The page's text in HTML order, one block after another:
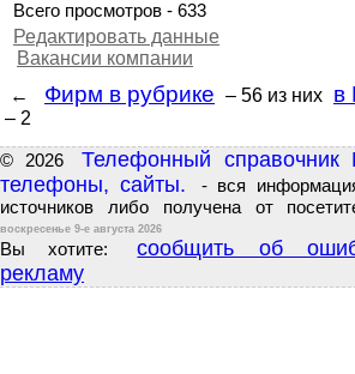
Всего просмотров - 633
Редактировать данные
Вакансии компании
←
Фирм в рубрике – 56 из них в
– 2
© 2026
Телефонный справочник
телефоны, сайты.
- вся
источников либо получена от
воскресенье 9-е августа 2026
Вы хотите: сообщить об
рекламу